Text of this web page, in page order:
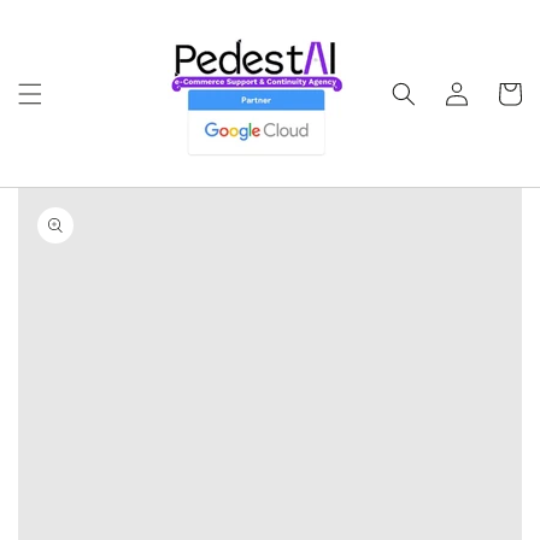
sesión
Carrito
directamente
a la
información